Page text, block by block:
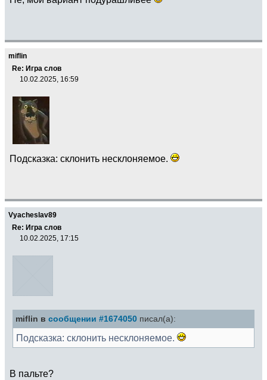
miflin
Re: Игра слов
10.02.2025, 16:59
Подсказка: склонить несклоняемое.
Vyacheslav89
Re: Игра слов
10.02.2025, 17:15
miflin в сообщении #1674050 писал(а):
Подсказка: склонить несклоняемое.
В пальте?